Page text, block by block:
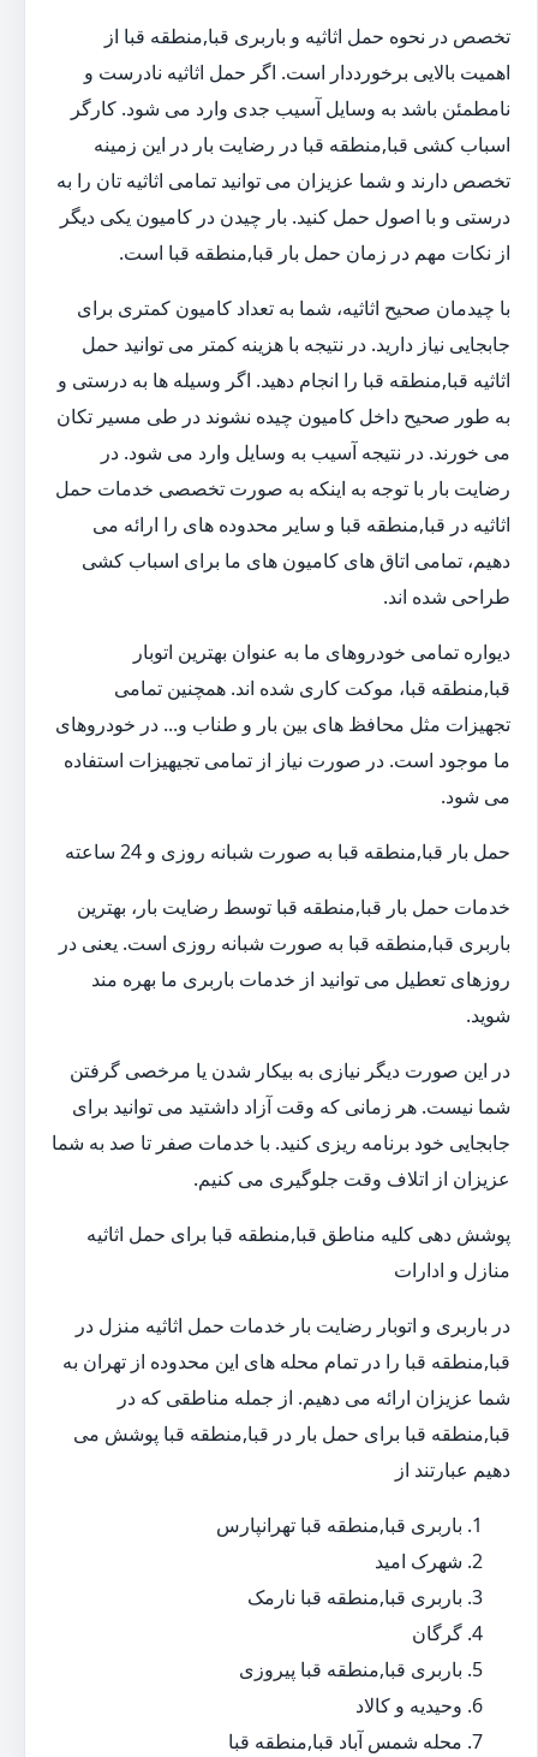
تخصص در نحوه حمل اثاثیه و باربری قبا,منطقه قبا از
اهمیت بالایی برخورددار است. اگر حمل اثاثیه نادرست و
نامطمئن باشد به وسایل آسیب جدی وارد می شود. کارگر
اسباب کشی قبا,منطقه قبا در رضایت بار در این زمینه
تخصص دارند و شما عزیزان می توانید تمامی اثاثیه تان را به
درستی و با اصول حمل کنید. بار چیدن در کامیون یکی دیگر
از نکات مهم در زمان حمل بار قبا,منطقه قبا است.
با چیدمان صحیح اثاثیه، شما به تعداد کامیون کمتری برای
جابجایی نیاز دارید. در نتیجه با هزینه کمتر می توانید حمل
اثاثیه قبا,منطقه قبا را انجام دهید. اگر وسیله ها به درستی و
به طور صحیح داخل کامیون چیده نشوند در طی مسیر تکان
می خورند. در نتیجه آسیب به وسایل وارد می شود. در
رضایت بار با توجه به اینکه به صورت تخصصی خدمات حمل
اثاثیه در قبا,منطقه قبا و سایر محدوده های را ارائه می
دهیم، تمامی اتاق های کامیون های ما برای اسباب کشی
طراحی شده اند.
دیواره تمامی خودروهای ما به عنوان بهترین اتوبار
قبا,منطقه قبا، موکت کاری شده اند. همچنین تمامی
تجهیزات مثل محافظ های بین بار و طناب و... در خودروهای
ما موجود است. در صورت نیاز از تمامی تجیهیزات استفاده
می شود.
حمل بار قبا,منطقه قبا به صورت شبانه روزی و 24 ساعته
خدمات حمل بار قبا,منطقه قبا توسط رضایت بار، بهترین
باربری قبا,منطقه قبا به صورت شبانه روزی است. یعنی در
روزهای تعطیل می توانید از خدمات باربری ما بهره مند
شوید.
در این صورت دیگر نیازی به بیکار شدن یا مرخصی گرفتن
شما نیست. هر زمانی که وقت آزاد داشتید می توانید برای
جابجایی خود برنامه ریزی کنید. با خدمات صفر تا صد به شما
عزیزان از اتلاف وقت جلوگیری می کنیم.
پوشش دهی کلیه مناطق قبا,منطقه قبا برای حمل اثاثیه
منازل و ادارات
در باربری و اتوبار رضایت بار خدمات حمل اثاثیه منزل در
قبا,منطقه قبا را در تمام محله های این محدوده از تهران به
شما عزیزان ارائه می دهیم. از جمله مناطقی که در
قبا,منطقه قبا برای حمل بار در قبا,منطقه قبا پوشش می
دهیم عبارتند از
باربری قبا,منطقه قبا تهرانپارس
شهرک امید
باربری قبا,منطقه قبا نارمک
گرگان
باربری قبا,منطقه قبا پیروزی
وحیدیه و کالاد
محله شمس آباد قبا,منطقه قبا